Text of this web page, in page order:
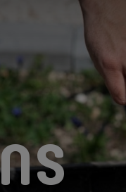
HORAIRES
DÉCH. VERTS